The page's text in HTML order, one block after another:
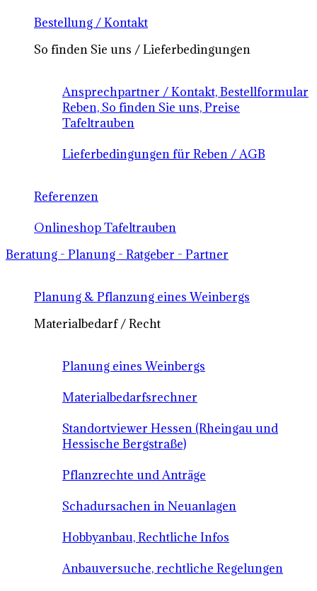
Bestellung / Kontakt
So finden Sie uns / Lieferbedingungen
Ansprechpartner / Kontakt, Bestellformular
Reben, So finden Sie uns, Preise
Tafeltrauben
Lieferbedingungen für Reben / AGB
Referenzen
Onlineshop Tafeltrauben
Beratung - Planung - Ratgeber - Partner
Planung & Pflanzung eines Weinbergs
Materialbedarf / Recht
Planung eines Weinbergs
Materialbedarfsrechner
Standortviewer Hessen (Rheingau und
Hessische Bergstraße)
Pflanzrechte und Anträge
Schadursachen in Neuanlagen
Hobbyanbau, Rechtliche Infos
Anbauversuche, rechtliche Regelungen